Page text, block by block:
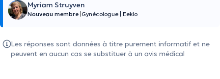
Myriam Struyven
Nouveau membre Gynécologue Eeklo
Les réponses sont données à titre purement informatif et ne
peuvent en aucun cas se substituer à un avis médical